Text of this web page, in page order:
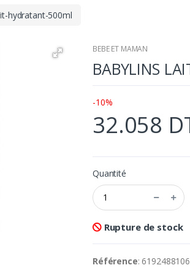
hydratant-500ml
BEBE ET MAMAN
BABYLINS
-10%
32.058
Quantité
Rupture de stock
Référence: